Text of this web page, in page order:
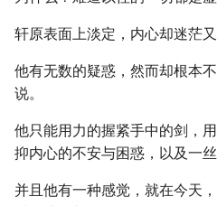
轩原表面上淡定，内心却迷茫又
他有无数的疑惑，然而却根本
说。
他只能用力的握紧手中的剑，
抑内心的不安与困惑，以及一
并且他有一种感觉，就在今天